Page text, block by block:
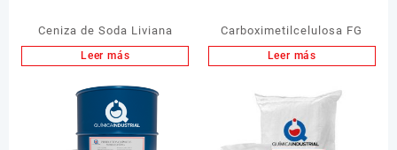
Ceniza de Soda Liviana
Leer más
Carboximetilcelulosa FG
Leer más